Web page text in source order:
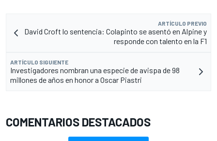
ARTÍCULO PREVIO
David Croft lo sentencia: Colapinto se asentó en Alpine y
responde con talento en la F1
ARTÍCULO SIGUIENTE
Investigadores nombran una especie de avispa de 98
millones de años en honor a Oscar Piastri
COMENTARIOS DESTACADOS